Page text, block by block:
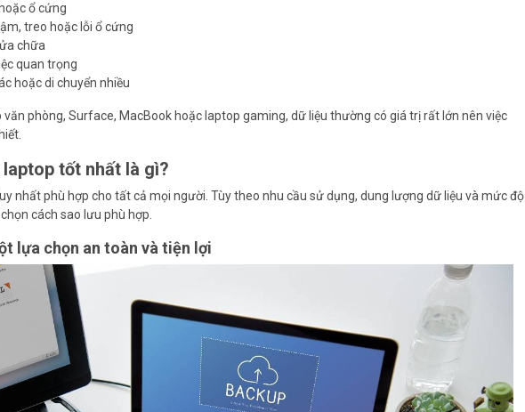
ổ cứng
treo hoặc lỗi ổ cứng
chữa
quan trọng
hoặc di chuyển nhiều
phòng, Surface, MacBook hoặc laptop gaming, dữ liệu thường có giá trị rất lớn nên việc
tốt nhất là gì?
nhất phù hợp cho tất cả mọi người. Tùy theo nhu cầu sử dụng, dung lượng dữ liệu và mức độ
cách sao lưu phù hợp.
lựa chọn an toàn và tiện lợi